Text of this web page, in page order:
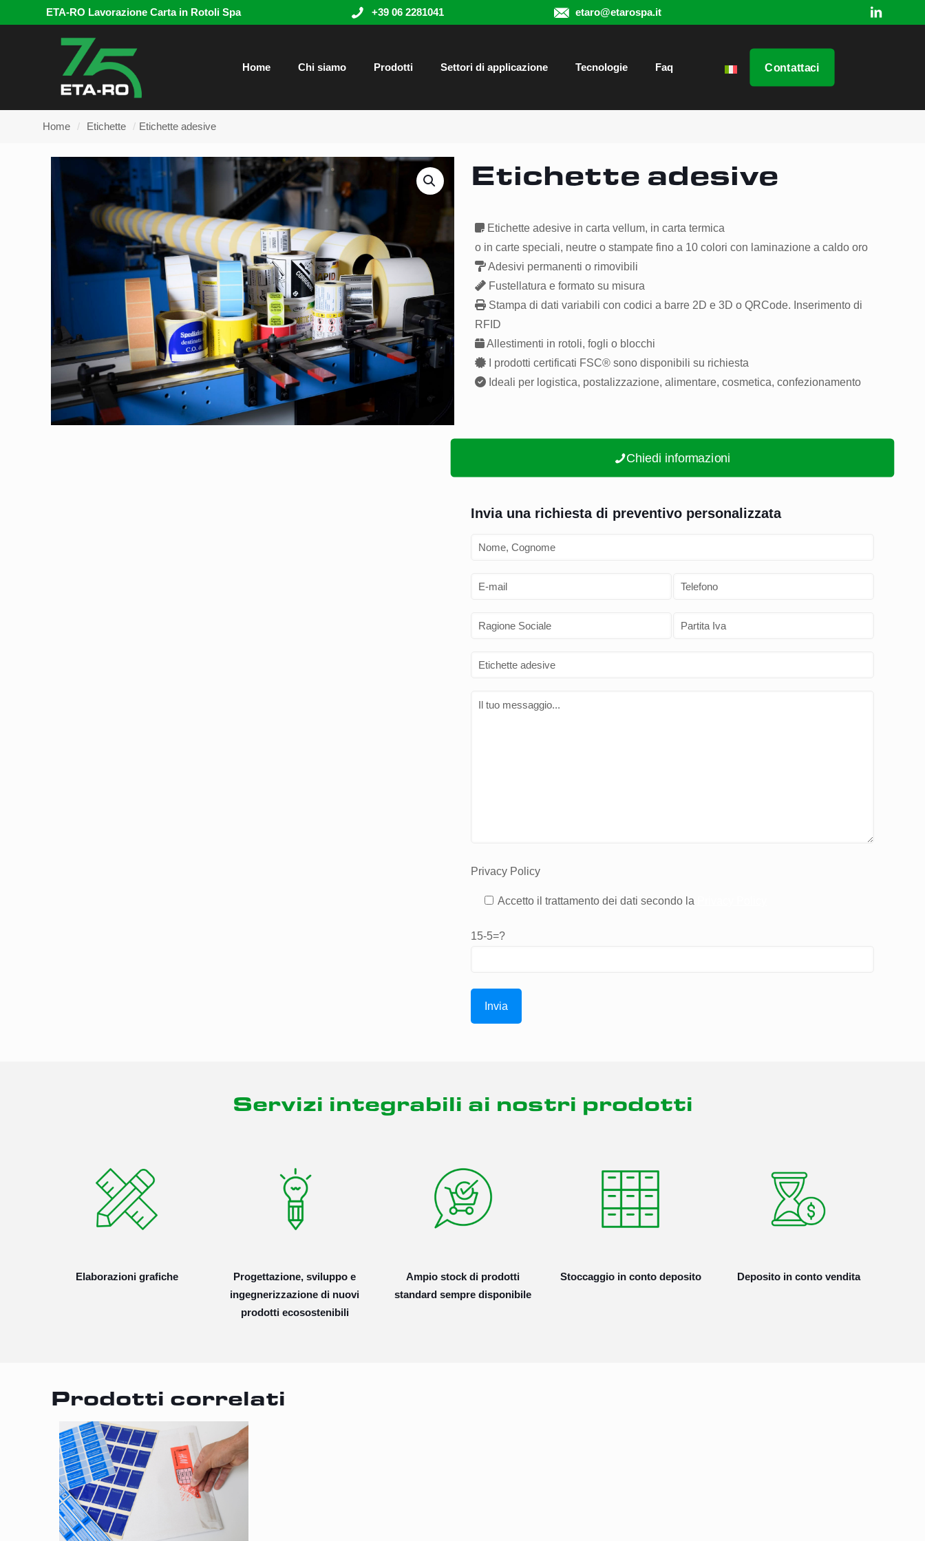
ETA-RO Lavorazione Carta in Rotoli Spa +39 06 2281041 etaro@etarospa.it
Home Chi siamo Prodotti Settori di applicazione Tecnologie Faq Contattaci
Home / Etichette / Etichette adesive
Etichette adesive
Etichette adesive in carta vellum, in carta termica
o in carte speciali, neutre o stampate fino a 10 colori con laminazione a caldo oro
Adesivi permanenti o rimovibili
Fustellatura e formato su misura
Stampa di dati variabili con codici a barre 2D e 3D o QRCode. Inserimento di
RFID
Allestimenti in rotoli, fogli o blocchi
I prodotti certificati FSC® sono disponibili su richiesta
Ideali per logistica, postalizzazione, alimentare, cosmetica, confezionamento
Chiedi informazioni
Invia una richiesta di preventivo personalizzata
Privacy Policy
Accetto il trattamento dei dati secondo la
15-5=?
e
i
v
Servizi integrabili ai nostri prodotti
Elaborazioni grafiche
Progettazione, sviluppo e
ingegnerizzazione di nuovi
prodotti ecosostenibili
Ampio stock di prodotti
standard sempre disponibile
Stoccaggio in conto deposito Deposito in conto vendita
Prodotti correlati